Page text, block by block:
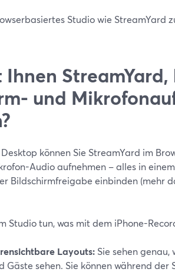
Studio wie StreamYard
StreamYard,
und
können Sie StreamYard im
Audio aufnehmen – alles in
Bildschirmfreigabe einbinden (mehr
Studio tun, was mit dem iPhone-
Layouts: Sie sehen genau,
Gäste sehen. Sie können während der